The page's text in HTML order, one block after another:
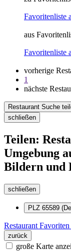
Favoritenliste
aus
Favoritenliste
vorherige
1
nächste
Restaurant Suche
schließen
Teilen:
Umgebung
Bildern und
schließen
PLZ 65589
Restaurant Favoriten
zurück
große Karte